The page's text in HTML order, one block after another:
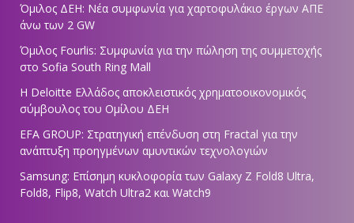
Όμιλος ΔΕΗ: Νέα συμφωνία για χαρτοφυλάκιο έργων ΑΠΕ
άνω των 2 GW
Όμιλος Fourlis: Συμφωνία για την πώληση της συμμετοχής
στο Sofia South Ring Mall
Η Deloitte Ελλάδος αποκλειστικός χρηματοοικονομικός
σύμβουλος του Ομίλου ΔΕΗ
EFA GROUP: Στρατηγική επένδυση στη Fractal για την
ανάπτυξη προηγμένων αμυντικών τεχνολογιών
Samsung: Επίσημη κυκλοφορία των Galaxy Z Fold8 Ultra,
Fold8, Flip8, Watch Ultra2 και Watch9